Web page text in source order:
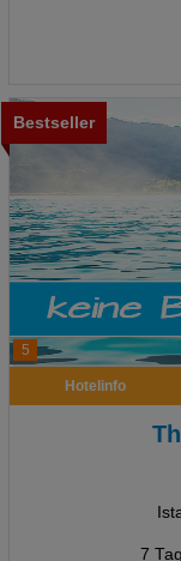
5
Bestseller
Hotelinfo
7